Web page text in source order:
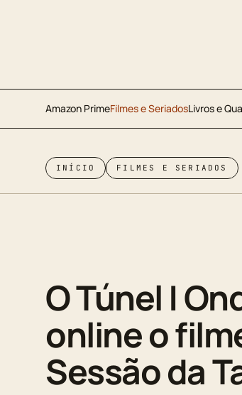
Amazon PrimeFilmes e SeriadosLivros e
INÍCIO FILMES E SERIADOS
O Túnel |
online o
Sessão da